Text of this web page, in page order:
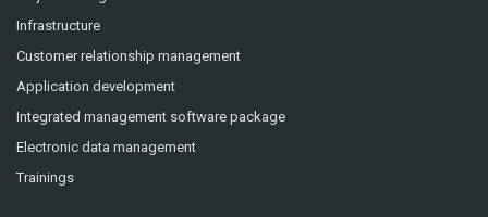
Infrastructure
Customer relationship management
Application development
Integrated management software package
Electronic data management
Trainings